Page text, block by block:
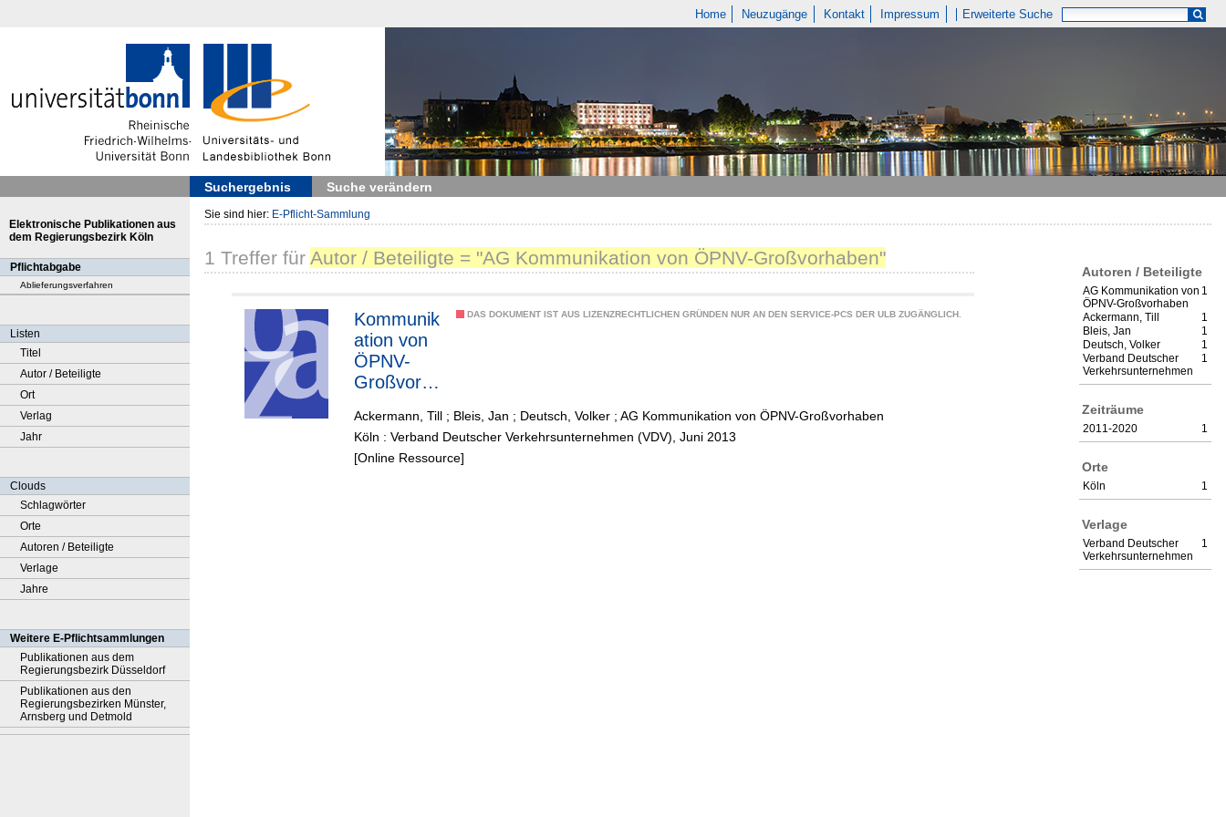
Home Neuzugänge Kontakt Impressum Erweiterte Suche
Suchergebnis Suche verändern
Elektronische Publikationen aus
dem Regierungsbezirk Köln
Pflichtabgabe
Ablieferungsverfahren
Listen
Titel
Autor / Beteiligte
Ort
Verlag
Jahr
Clouds
Schlagwörter
Orte
Autoren / Beteiligte
Verlage
Jahre
Weitere E-Pflichtsammlungen
Publikationen aus dem
Regierungsbezirk Düsseldorf
Publikationen aus den
Regierungsbezirken Münster,
Arnsberg und Detmold
Sie sind hier: E-Pflicht-Sammlung
Autoren / Beteiligte
1
AG Kommunikation von
ÖPNV-Großvorhaben
1
Ackermann, Till
1
Bleis, Jan
1
Deutsch, Volker
1
Verband Deutscher
Verkehrsunternehmen
Zeiträume
1
2011-2020
Orte
1
Köln
Verlage
1
Verband Deutscher
Verkehrsunternehmen
1 Treffer für Autor / Beteiligte = "AG Kommunikation von ÖPNV-Großvorhaben"
DAS DOKUMENT IST AUS LIZENZRECHTLICHEN GRÜNDEN NUR AN DEN SERVICE-PCS DER ULB ZUGÄNGLICH.
Kommunik
ation von
ÖPNV-
Großvorha
Ackermann, Till ; Bleis, Jan ; Deutsch, Volker ; AG Kommunikation von ÖPNV-Großvorhaben
Köln : Verband Deutscher Verkehrsunternehmen (VDV), Juni 2013
[Online Ressource]